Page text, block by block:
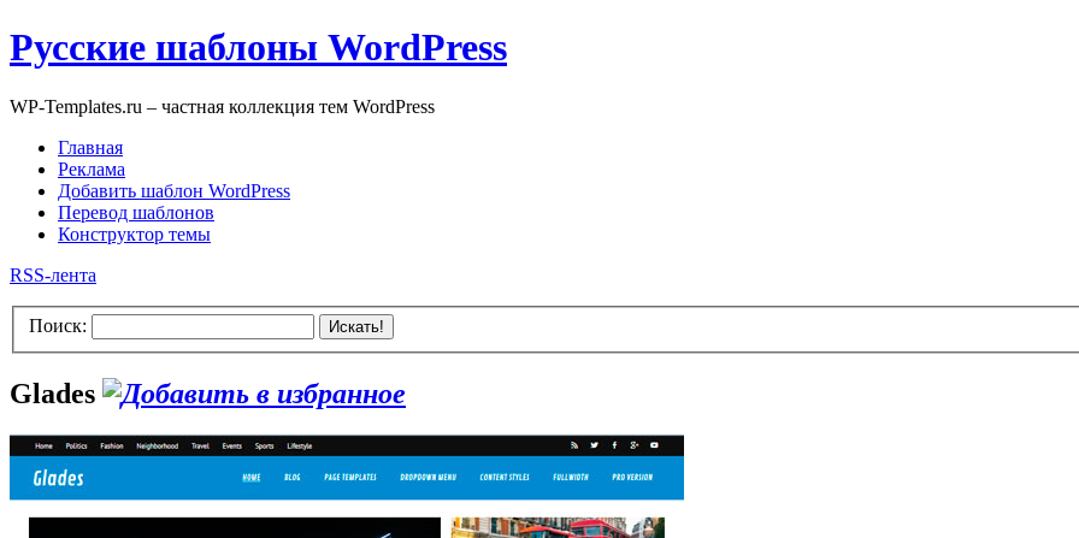
Русские шаблоны WordPress
WP-Templates.ru – частная коллекция тем WordPress
Главная
Реклама
Добавить шаблон WordPress
Перевод шаблонов
Конструктор темы
RSS-лента
Поиск: Искать!
Glades